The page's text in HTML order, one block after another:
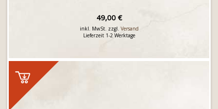
49,00 €
inkl. MwSt. zzgl. Versand
Lieferzeit 1-2 Werktage